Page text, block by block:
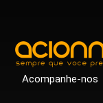
Acompanhe-nos